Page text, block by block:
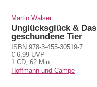
Martin Walser
Unglücksglück & Das
geschundene Tier
ISBN 978-3-455-30519-7
€ 6,99 UVP
1 CD, 62 Min
Hoffmann und Campe